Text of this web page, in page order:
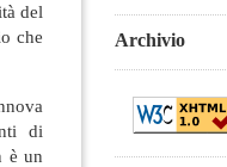
del
che
di
è un
Archivio